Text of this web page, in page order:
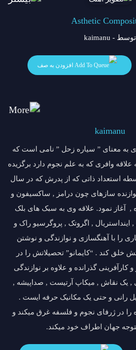
Asthetic
توسط - kaimanu
افزودن به صف
kaimanu
به معنای ” سیاره زحل ” نامی است که
علاقه وافری که به علم نجوم دارد برگزیده
استعداد ذاتی که از پدرش که در سال
سازهای چون درامز , ساکسیفون و
, آغاز نمود. علاقه وی به سبک های بلک
, اگروتک , پروگرسیو راک و
را با آهنگسازی و نوازندگی و نوشتن
خلق کند . “کایمانو” تحصیلاتش را در
گذرانده و علاوه بر نوازندگی
, یک نقاش , میکاپ آرتیست , صداپیشه ,
رانی و حتی یک مکانیک حرفه ایست .
را در ژرفای نجوم و فلسفه غرق میکند و
جهان اطراف خود میکند.